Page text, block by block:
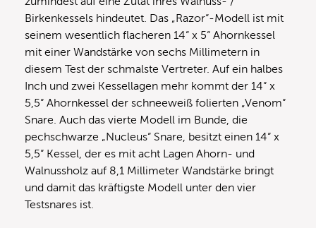
Birkenkessels hindeutet. Das „Razor“-Modell ist mit
seinem wesentlich flacheren 14“ x 5“ Ahornkessel
mit einer Wandstärke von sechs Millimetern in
diesem Test der schmalste Vertreter. Auf ein halbes
Inch und zwei Kessellagen mehr kommt der 14“ x
5,5“ Ahornkessel der schneeweiß folierten „Venom“
Snare. Auch das vierte Modell im Bunde, die
pechschwarze „Nucleus“ Snare, besitzt einen 14“ x
5,5“ Kessel, der es mit acht Lagen Ahorn- und
Walnussholz auf 8,1 Millimeter Wandstärke bringt
und damit das kräftigste Modell unter den vier
Testsnares ist.